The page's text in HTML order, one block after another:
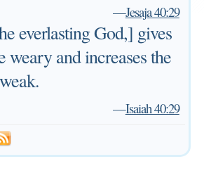
—Jesaja 40:29
everlasting God,] gives
weary and increases the
—Isaiah 40:29